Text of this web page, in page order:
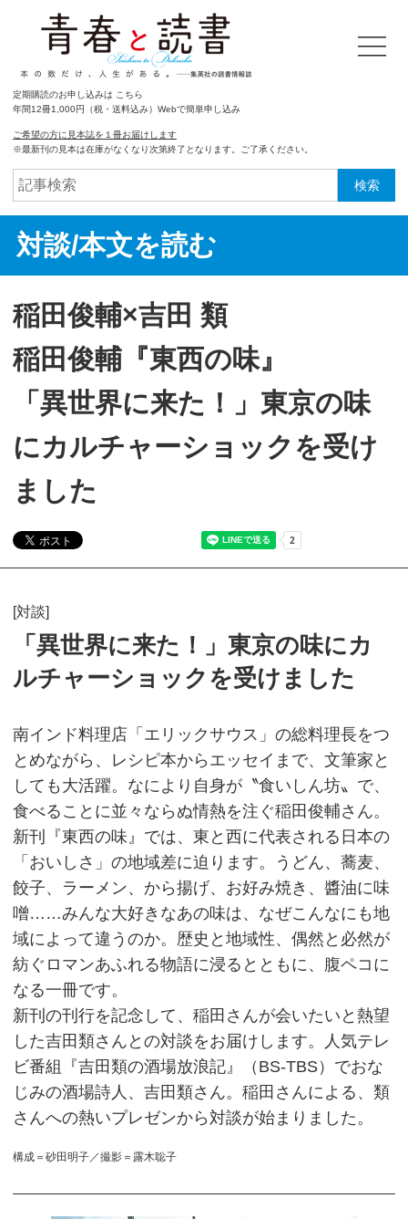
定期購読のお申し込みは こちら
年間12冊1,000円（税・送料込み）Webで簡単申し込み
ご希望の方に見本誌を１冊お届けします
※最新刊の見本は在庫がなくなり次第終了となります。ご了承ください。
検索
対談/本文を読む
稲田俊輔×吉田 類
稲田俊輔『東西の味』
「異世界に来た！」東京の味
にカルチャーショックを受け
ました
[対談]
「異世界に来た！」東京の味にカ
ルチャーショックを受けました
南インド料理店「エリックサウス」の総料理長をつ
とめながら、レシピ本からエッセイまで、文筆家と
しても大活躍。なにより自身が〝食いしん坊〟で、
食べることに並々ならぬ情熱を注ぐ稲田俊輔さん。
新刊『東西の味』では、東と西に代表される日本の
「おいしさ」の地域差に迫ります。うどん、蕎麦、
餃子、ラーメン、から揚げ、お好み焼き、醬油に味
噌……みんな大好きなあの味は、なぜこんなにも地
域によって違うのか。歴史と地域性、偶然と必然が
紡ぐロマンあふれる物語に浸るとともに、腹ペコに
なる一冊です。
新刊の刊行を記念して、稲田さんが会いたいと熱望
した吉田類さんとの対談をお届けします。人気テレ
ビ番組『吉田類の酒場放浪記』（BS‐TBS）でおな
じみの酒場詩人、吉田類さん。稲田さんによる、類
さんへの熱いプレゼンから対談が始まりました。
構成＝砂田明子／撮影＝露木聡子